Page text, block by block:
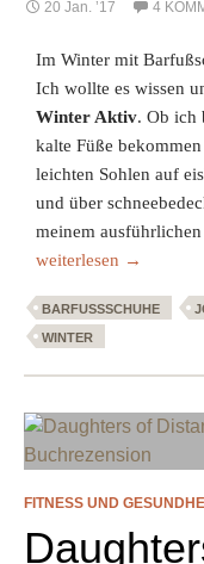
20 Jan. ’17 4
Im Winter mit
Ich wollte es wissen
Winter Aktiv. Ob ich
kalte Füße
leichten Sohlen auf
und über
meinem
Test: Leguano Winter
weiterlesen →
BARFUSSSCHUHE
WINTER
FITNESS UND